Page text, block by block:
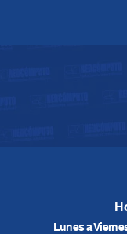
Lunes a